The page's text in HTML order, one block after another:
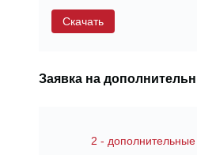
Скачать
Заявка на
2 - дополнительные